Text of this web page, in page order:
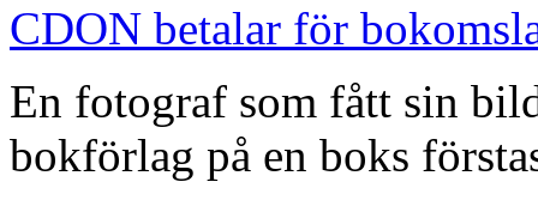
CDON betalar för
En fotograf som fått sin
bokförlag på en boks